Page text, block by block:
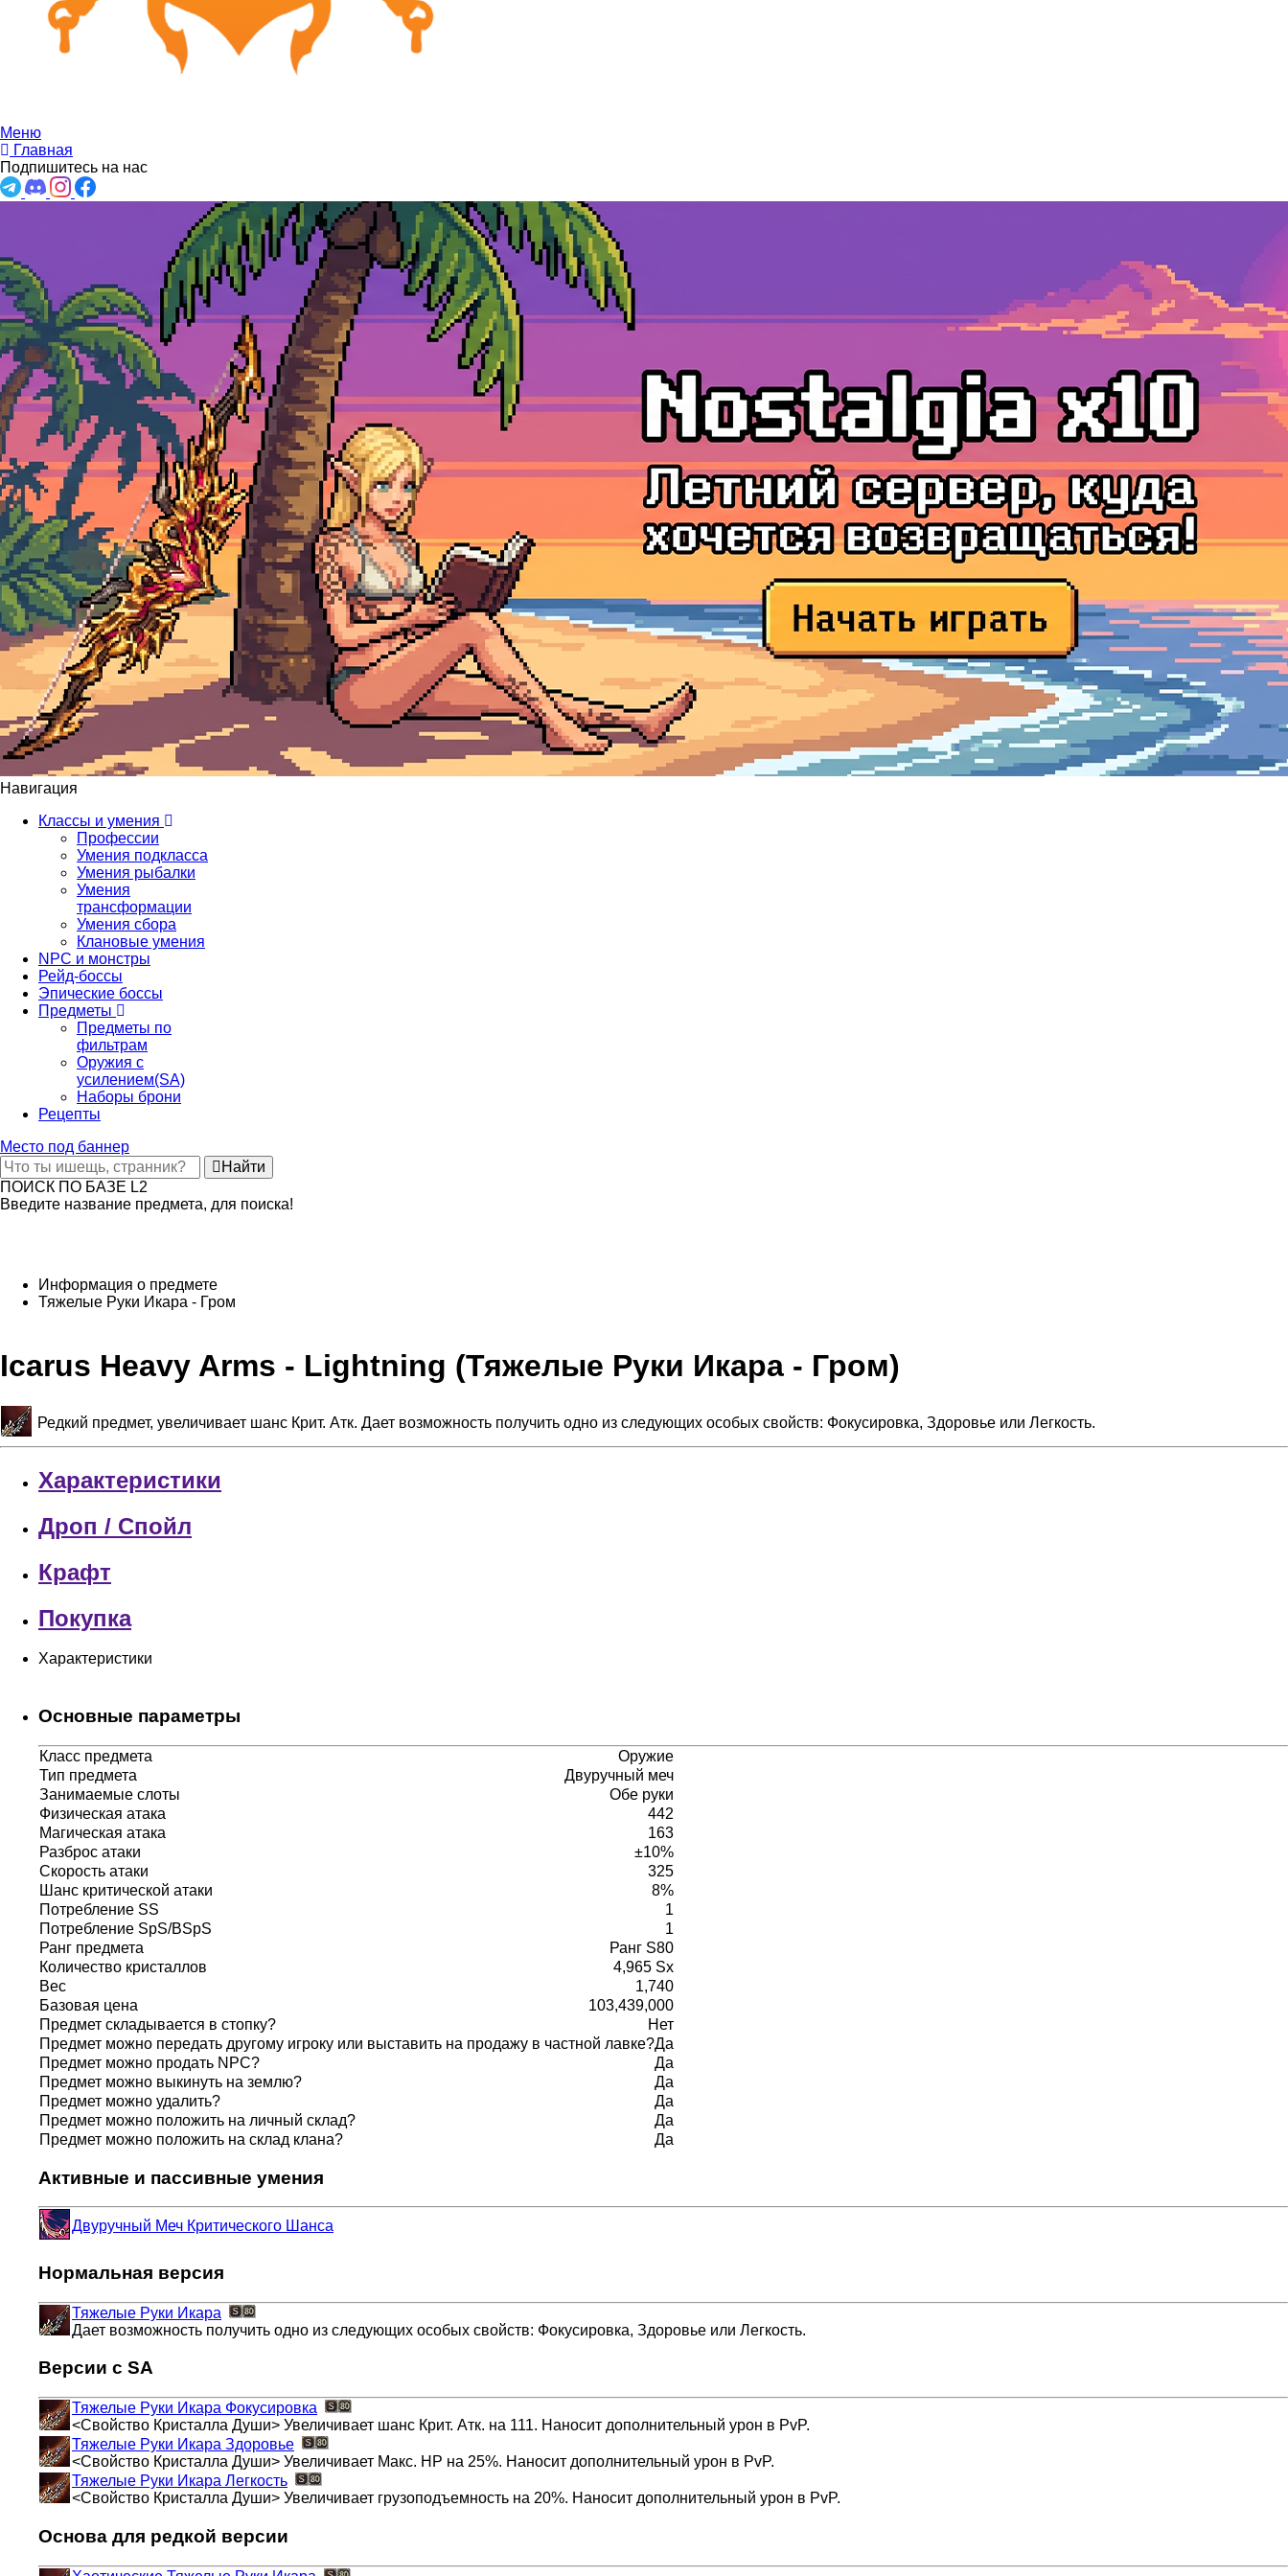
Меню
Главная
Подпишитесь на нас
Навигация
Классы и умения
Профессии
Умения подкласса
Умения рыбалки
Умения
трансформации
Умения сбора
Клановые умения
NPC и монстры
Рейд-боссы
Эпические боссы
Предметы
Предметы по
фильтрам
Оружия с
усилением(SA)
Наборы брони
Рецепты
Место под баннер
Найти
ПОИСК ПО БАЗЕ L2
Введите название предмета, для поиска!
Информация о предмете
Тяжелые Руки Икара - Гром
Icarus Heavy Arms - Lightning (Тяжелые Руки Икара - Гром)
Редкий предмет, увеличивает шанс Крит. Атк. Дает возможность получить одно из следующих особых свойств: Фокусировка, Здоровье или Легкость.
Характеристики
Дроп / Спойл
Крафт
Покупка
Характеристики
Основные параметры
Класс предмета
Оружие
Тип предмета
Двуручный меч
Занимаемые слоты
Обе руки
Физическая атака
442
Магическая атака
163
Разброс атаки
±10%
Скорость атаки
325
Шанс критической атаки
8%
Потребление SS
1
Потребление SpS/BSpS
1
Ранг предмета
Ранг S80
Количество кристаллов
4,965 Sx
Вес
1,740
Базовая цена
103,439,000
Предмет складывается в стопку?
Нет
Предмет можно передать другому игроку или выставить на продажу в частной лавке?Да
Предмет можно продать NPC?
Да
Предмет можно выкинуть на землю?
Да
Предмет можно удалить?
Да
Предмет можно положить на личный склад?
Да
Предмет можно положить на склад клана?
Да
Активные и пассивные умения
Двуручный Меч Критического Шанса
Нормальная версия
Тяжелые Руки Икара
Дает возможность получить одно из следующих особых свойств: Фокусировка, Здоровье или Легкость.
Версии с SA
Тяжелые Руки Икара Фокусировка
<Свойство Кристалла Души> Увеличивает шанс Крит. Атк. на 111. Наносит дополнительный урон в PvP.
Тяжелые Руки Икара Здоровье
<Свойство Кристалла Души> Увеличивает Макс. HP на 25%. Наносит дополнительный урон в PvP.
Тяжелые Руки Икара Легкость
<Свойство Кристалла Души> Увеличивает грузоподъемность на 20%. Наносит дополнительный урон в PvP.
Основа для редкой версии